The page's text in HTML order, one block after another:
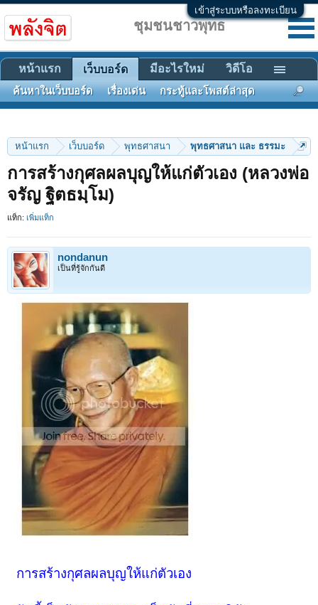
เข้าสู่ระบบหรือลงทะเบียน
หน้าแรก เว็บบอร์ด พุทธศาสนา พุทธศาสนา และ ธรรมะ
การสร้างกุศลผลบุญให้แก่ตัวเอง (หลวงพ่อ
จรัญ ฐิตธมฺโม)
แท็ก: เพิ่มแท็ก
nondanun
เป็นที่รู้จักกันดี
การสร้างกุศลผลบุญให้แก่ตัวเอง
ชุมชนชาวพุทธ
หน้าแรก เว็บบอร์ด
ค้นหาในเว็บบอร์ด เรื่องเด่น กระทู้และโพสต์ล่าสุด
มีอะไรใหม่ วิดีโอ